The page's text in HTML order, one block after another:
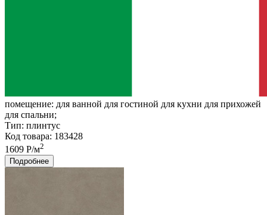
помещение: для ванной для гостиной для кухни для прихожей
для спальни;
Тип: плинтус
Код товара: 183428
1609 Р/м2
Подробнее